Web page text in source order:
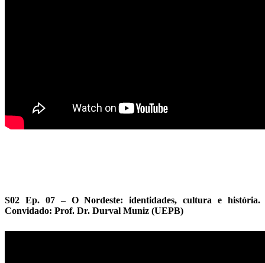
S02 Ep. 07 – O Nordeste: identidades, cultura e história.
Convidado: Prof. Dr. Durval Muniz (UEPB)